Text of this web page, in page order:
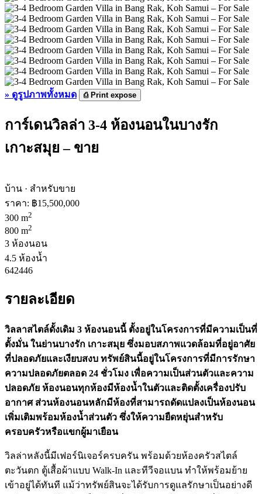
» ดูรูปภาพทั้งหมด ⎙Print expose
การ์เดนวิลล่า 3-4 ห้องนอนในบางรัก
เกาะสมุย – ขาย
บ้าน · สำหรับขาย
ราคา: ฿15,500,000
300 m2
800 m2
3 ห้องนอน
4.5 ห้องน้ำ
642446
รายละเอียด
วิลลาสไตล์ดั้งเดิม 3 ห้องนอนนี้ ตั้งอยู่ในโครงการที่มีความเป็นที่
ตั้งมั่น ในย่านบางรัก เกาะสมุย ซึ่งมอบสภาพแวดล้อมที่อยู่อาศัย
ที่ปลอดภัยและเงียบสงบ ทรัพย์สินนี้อยู่ในโครงการที่มีการรักษา
ความปลอดภัยตลอด 24 ชั่วโมง เพื่อความเป็นส่วนตัวและความ
ปลอดภัย ห้องนอนทุกห้องมีห้องน้ำในตัวและติดตั้งเครื่องปรับ
อากาศ ส่วนห้องนอนหลักมีห้องที่สามารถดัดแปลงเป็นห้องนอน
เพิ่มเติมพร้อมห้องน้ำส่วนตัว ซึ่งให้ความยืดหยุ่นสำหรับ
ครอบครัวหรือแขกผู้มาเยือน
วิลล่าหลังนี้มีเฟอร์นิเจอร์ครบครัน พร้อมด้วยห้องครัวสไตล์
ตะวันตก ตู้เสื้อผ้าแบบ Walk-In และทีวีจอแบน ทำให้พร้อมย้าย
เข้าอยู่ได้ทันที แม้ว่าทรัพย์สินจะได้รับการดูแลรักษาเป็นอย่างดี